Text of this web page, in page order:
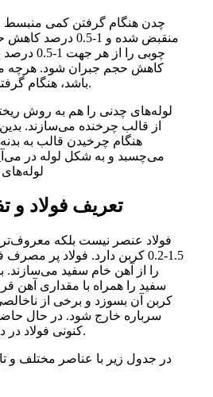
چدن هنگام گرفتن کمی
منقبض شده و 1-0.5
چوبی را از
کاهش حجم جبران شود. هرچه
باشد، هنگام گرفتن، انقباض کمتری دارد.
لوله‌های چدنی را هم به روش
از قالب چرخنده می‌سازند.
هنگام چرخیدن قالب به
می‌چسبد و به شکل لوله در
تعریف فولاد و
فولاد عنصر نیست بلکه
1.5-0.2 کربن دارد. فولاد پر
را از آهن خام سفید می‌سازند.
سفید را همراه با مقداری آهن
کربن آن بسوزد و برخی از
کنونی فولاد در دنیا از آهن قراضه است.
در جدول زیر با عناصر مختلف و